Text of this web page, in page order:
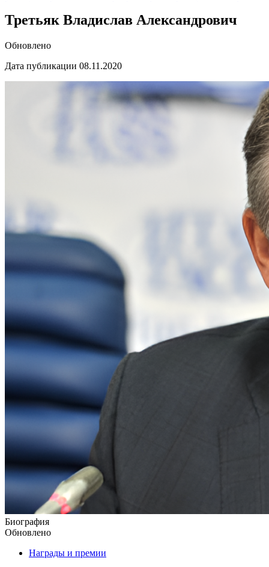
Третьяк Владислав Александрович
Обновлено
Дата публикации 08.11.2020
Биография
Обновлено
Награды и премии